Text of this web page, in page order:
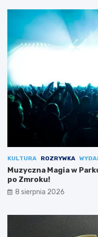
KULTURA ROZRYWKA
Muzyczna Magia w
po Zmroku!
8 sierpnia 2026